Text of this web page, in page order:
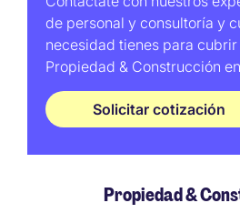
de personal y consultoría y
necesidad tienes para
Propiedad & Construcción
Solicitar cotización
Propiedad &